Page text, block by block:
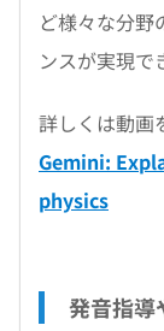
ど様々な分野
ンスが実現で
詳しくは動画
Gemini:
physics
発音指導